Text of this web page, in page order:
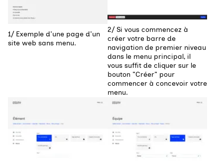
1/ Exemple d'une page d'un
site web sans menu.
2/ Si vous commencez à
créer votre barre de
navigation de premier niveau
dans le menu principal, il
vous suffit de cliquer sur le
bouton "Créer" pour
commencer à concevoir votre
menu.
Agrandir Agrandir